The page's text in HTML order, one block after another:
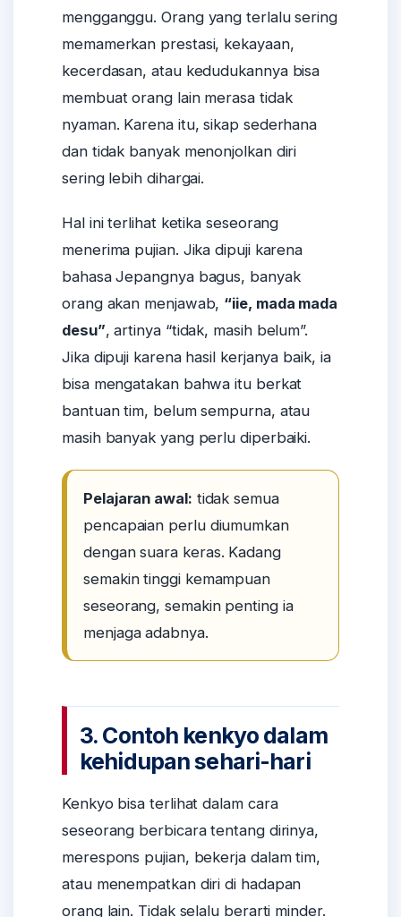
mengganggu. Orang yang terlalu sering
memamerkan prestasi, kekayaan,
kecerdasan, atau kedudukannya bisa
membuat orang lain merasa tidak
nyaman. Karena itu, sikap sederhana
dan tidak banyak menonjolkan diri
sering lebih dihargai.
Hal ini terlihat ketika seseorang
menerima pujian. Jika dipuji karena
bahasa Jepangnya bagus, banyak
orang akan menjawab, “iie, mada mada
desu”, artinya “tidak, masih belum”.
Jika dipuji karena hasil kerjanya baik, ia
bisa mengatakan bahwa itu berkat
bantuan tim, belum sempurna, atau
masih banyak yang perlu diperbaiki.
Pelajaran awal: tidak semua
pencapaian perlu diumumkan
dengan suara keras. Kadang
semakin tinggi kemampuan
seseorang, semakin penting ia
menjaga adabnya.
3. Contoh kenkyo dalam
kehidupan sehari-hari
Kenkyo bisa terlihat dalam cara
seseorang berbicara tentang dirinya,
merespons pujian, bekerja dalam tim,
atau menempatkan diri di hadapan
orang lain. Tidak selalu berarti minder.